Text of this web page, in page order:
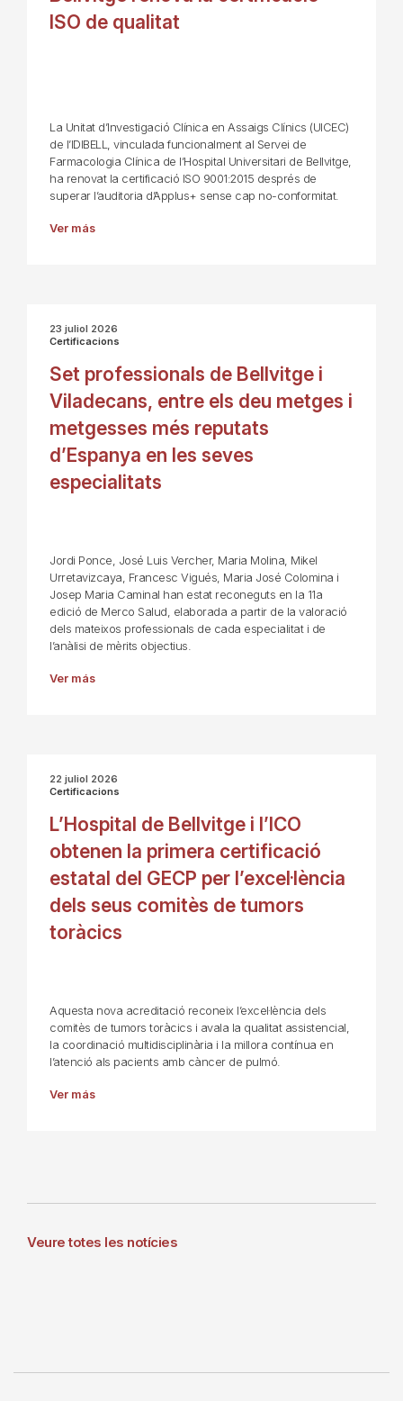
ISO de qualitat
La Unitat d’Investigació Clínica en Assaigs Clínics (UICEC)
de l’IDIBELL, vinculada funcionalment al Servei de
Farmacologia Clínica de l’Hospital Universitari de Bellvitge,
ha renovat la certificació ISO 9001:2015 després de
superar l’auditoria d’Applus+ sense cap no-conformitat.
Ver más
23 juliol 2026
Certificacions
Set professionals de Bellvitge i
Viladecans, entre els deu metges i
metgesses més reputats
d’Espanya en les seves
especialitats
Jordi Ponce, José Luis Vercher, Maria Molina, Mikel
Urretavizcaya, Francesc Vigués, Maria José Colomina i
Josep Maria Caminal han estat reconeguts en la 11a
edició de Merco Salud, elaborada a partir de la valoració
dels mateixos professionals de cada especialitat i de
l’anàlisi de mèrits objectius.
Ver más
22 juliol 2026
Certificacions
L’Hospital de Bellvitge i l’ICO
obtenen la primera certificació
estatal del GECP per l’excel·lència
dels seus comitès de tumors
toràcics
Aquesta nova acreditació reconeix l’excel·lència dels
comitès de tumors toràcics i avala la qualitat assistencial,
la coordinació multidisciplinària i la millora contínua en
l’atenció als pacients amb càncer de pulmó.
Ver más
Veure totes les notícies